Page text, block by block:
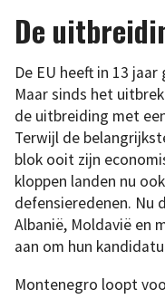
De
De EU heeft in 13
Maar sinds het
de uitbreiding met
Terwijl de
blok ooit zijn
kloppen landen nu
defensieredenen. Nu
Albanië, Moldavië en
aan om hun
Montenegro loopt